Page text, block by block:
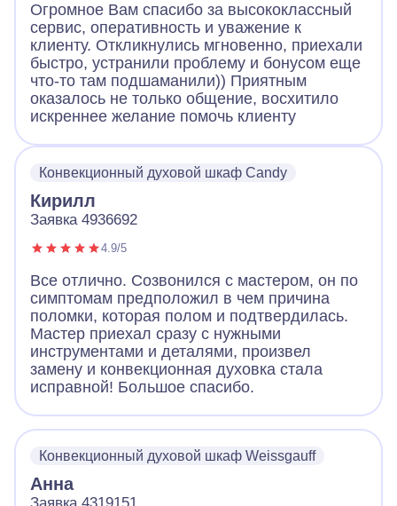
Огромное Вам спасибо за высококлассный
сервис, оперативность и уважение к
клиенту. Откликнулись мгновенно, приехали
быстро, устранили проблему и бонусом еще
что-то там подшаманили)) Приятным
оказалось не только общение, восхитило
искреннее желание помочь клиенту
Конвекционный духовой шкаф Candy
Кирилл
Заявка 4936692
4.9/5
Все отлично. Созвонился с мастером, он по
симптомам предположил в чем причина
поломки, которая полом и подтвердилась.
Мастер приехал сразу с нужными
инструментами и деталями, произвел
замену и конвекционная духовка стала
исправной! Большое спасибо.
Конвекционный духовой шкаф Weissgauff
Анна